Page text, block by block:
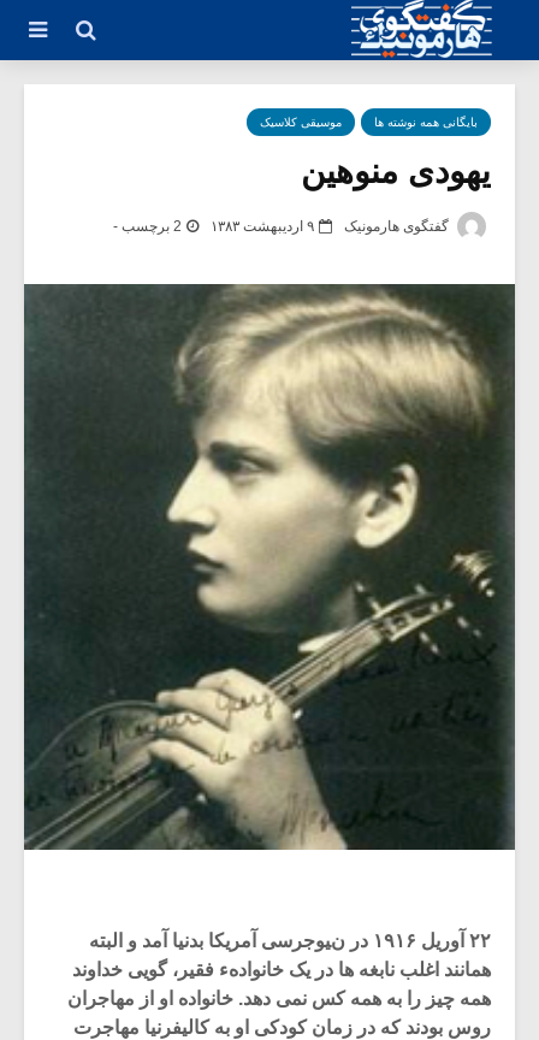
بایگانی همه نوشته ها موسیقی کلاسیک
یهودی منوهین
گفتگوی هارمونیک ۹ اردیبهشت ۱۳۸۳ 2 برچسب -
۲۲ آوریل ۱۹۱۶ در نیوجرسی آمریکا بدنیا آمد و البته
همانند اغلب نابغه ها در یک خانوادهء فقیر، گویی خداوند
همه چیز را به همه کس نمی دهد. خانواده او از مهاجران
روس بودند که در زمان کودکی او به کالیفرنیا مهاجرت